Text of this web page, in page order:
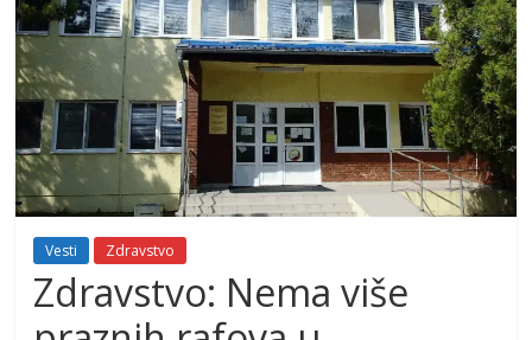
Vesti Zdravstvo
Zdravstvo: Nema više